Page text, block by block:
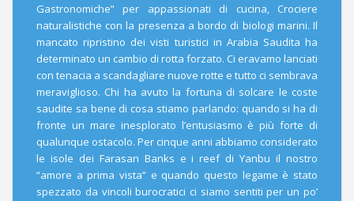
Gastronomiche” per appassionati di cucina, Crociere
naturalistiche con la presenza a bordo di biologi marini. Il
mancato ripristino dei visti turistici in Arabia Saudita ha
determinato un cambio di rotta forzato. Ci eravamo lanciati
con tenacia a scandagliare nuove rotte e tutto ci sembrava
meraviglioso. Chi ha avuto la fortuna di solcare le coste
saudite sa bene di cosa stiamo parlando: quando si ha di
fronte un mare inesplorato l’entusiasmo è più forte di
qualunque ostacolo. Per cinque anni abbiamo considerato
le isole dei Farasan Banks e i reef di Yanbu il nostro
“amore a prima vista” e quando questo legame è stato
spezzato da vincoli burocratici ci siamo sentiti per un po’